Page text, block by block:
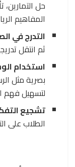
حل
المفاهيم
التدرج في
ثم انتقل
استخدام
بصرية مثل
لتسهيل فهم
تشجيع
الطلاب على